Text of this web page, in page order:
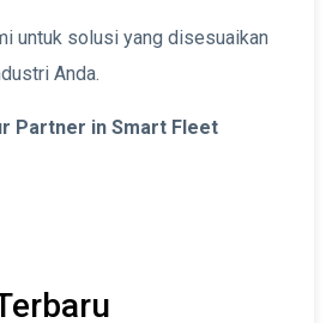
untuk solusi yang disesuaikan
Anda.
Partner in Smart Fleet